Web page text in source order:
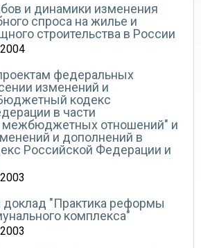
и динамики изменения
спроса на жилье и
строительства в России
2004
федеральных
изменений и
кодекс
в части
межбюджетных отношений" и
и дополнений в
Российской Федерации и
2003
доклад "Практика реформы
комплекса"
2003